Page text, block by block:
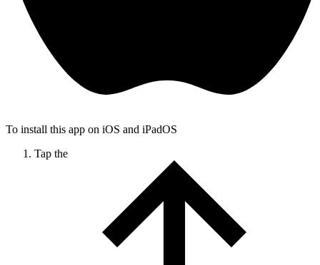
To install this app on iOS and iPadOS
Tap the